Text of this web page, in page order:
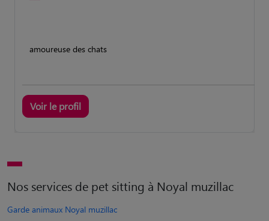
amoureuse des chats
Voir le profil
Nos services de pet sitting à Noyal muzillac
Garde animaux Noyal muzillac